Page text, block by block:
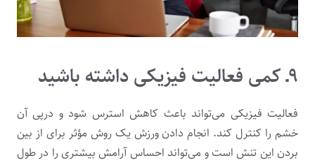
۹ـ کمی فعالیت فیزیکی داشته باشید
فعالیت فیزیکی می‌تواند باعث کاهش استرس شود و درپی آن
خشم را کنترل کند. انجام دادن ورزش یک روش مؤثر برای از بین‌
بردن این تنش است و می‌تواند احساس آرامش بیشتری را در طول